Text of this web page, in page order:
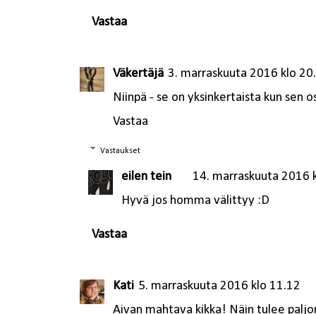
Vastaa
Väkertäjä 3. marraskuuta 2016 klo
Niinpä - se on yksinkertaista kun sen
Vastaa
Vastaukset
eilen tein
14. marraskuuta 2016
Hyvä jos homma välittyy :D
Vastaa
Kati 5. marraskuuta 2016 klo 11.12
Aivan mahtava kikka! Näin tulee